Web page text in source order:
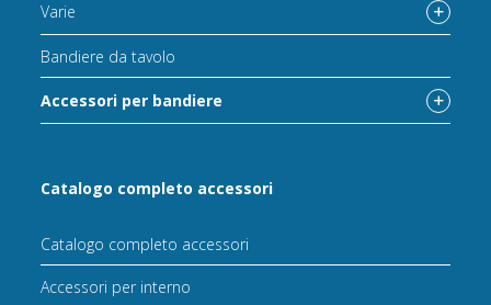
Varie
Bandiere da tavolo
Accessori per bandiere
Catalogo completo accessori
Catalogo completo accessori
Accessori per interno